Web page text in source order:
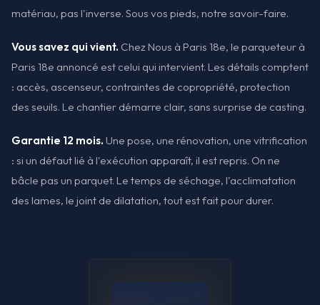
matériau, pas l'inverse. Sous vos pieds, notre savoir-faire.
Vous savez qui vient. Chez Nous à Paris 18e, le parqueteur à
Paris 18e annoncé est celui qui intervient. Les détails comptent
: accès, ascenseur, contraintes de copropriété, protection
des seuils. Le chantier démarre clair, sans surprise de casting.
Garantie 12 mois. Une pose, une rénovation, une vitrification
: si un défaut lié à l'exécution apparaît, il est repris. On ne
bâcle pas un parquet. Le temps de séchage, l'acclimatation
des lames, le joint de dilatation, tout est fait pour durer.